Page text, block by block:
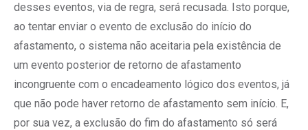
desses eventos, via de regra, será recusada. Isto porque,
ao tentar enviar o evento de exclusão do início do
afastamento, o sistema não aceitaria pela existência de
um evento posterior de retorno de afastamento
incongruente com o encadeamento lógico dos eventos, já
que não pode haver retorno de afastamento sem início. E,
por sua vez, a exclusão do fim do afastamento só será